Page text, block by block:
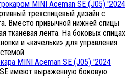
трехспицевый дизайн с
Вместо привычной нижней спицы
тканевая лента. На боковых спицах
и «качельки» для управления
имеют выраженную боковую